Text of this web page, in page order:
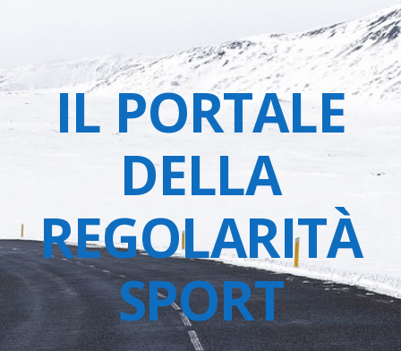
IL PORTALE
DELLA
REGOLARITÀ
SPORT